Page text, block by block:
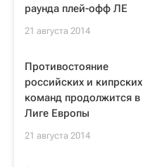
раунда плей-офф ЛЕ
21 августа 2014
Противостояние
российских и кипрских
команд продолжится в
Лиге Европы
21 августа 2014